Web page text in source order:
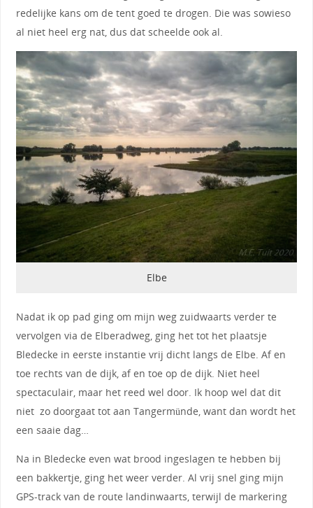
redelijke kans om de tent goed te drogen. Die was sowieso
al niet heel erg nat, dus dat scheelde ook al.
Elbe
Nadat ik op pad ging om mijn weg zuidwaarts verder te
vervolgen via de Elberadweg, ging het tot het plaatsje
Bledecke in eerste instantie vrij dicht langs de Elbe. Af en
toe rechts van de dijk, af en toe op de dijk. Niet heel
spectaculair, maar het reed wel door. Ik hoop wel dat dit
niet zo doorgaat tot aan Tangermünde, want dan wordt het
een saaie dag…
Na in Bledecke even wat brood ingeslagen te hebben bij
een bakkertje, ging het weer verder. Al vrij snel ging mijn
GPS-track van de route landinwaarts, terwijl de markering